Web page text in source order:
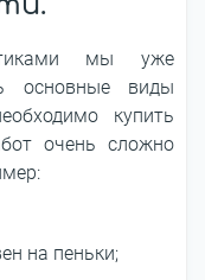
мы уже
основные виды
купить
очень сложно
на пеньки;